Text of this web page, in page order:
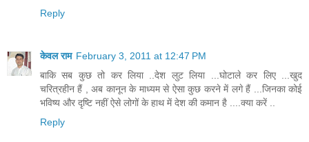
Reply
केवल राम February 3, 2011 at 12:47 PM
बाकि सब कुछ तो कर लिया ..देश लुट लिया ...घोटाले कर लिए ...खुद
चरित्रहीन हैं , अब कानून के माध्यम से ऐसा कुछ करने में लगे हैं ...जिनका कोई
भविष्य और दृष्टि नहीं ऐसे लोगों के हाथ में देश की कमान है ....क्या करें ..
Reply